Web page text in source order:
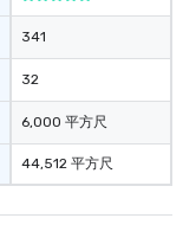
experienced, and all
remember. Our one-
are special, from the
will reminisce about
One of the best
convenient and
experience is
341
32
6,000 平方尺
44,512 平方尺